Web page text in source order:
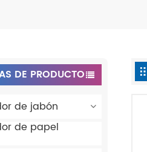
DE PRODUCTO
de jabón
de papel